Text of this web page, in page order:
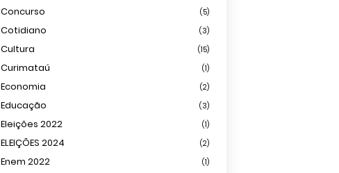
Concurso (5)
Cotidiano (3)
Cultura (15)
Curimataú (1)
Economia (2)
Educação (3)
Eleições 2022 (1)
ELEIÇÕES 2024 (2)
Enem 2022 (1)